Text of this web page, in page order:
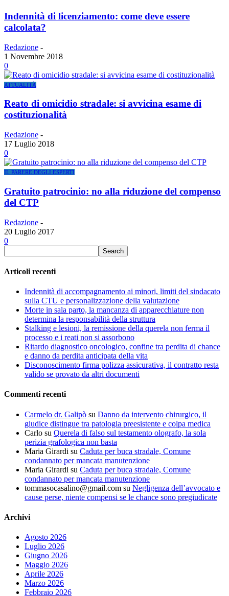
Indennità di licenziamento: come deve essere
calcolata?
Redazione -
1 Novembre 2018
0
ATTUALITÀ
Reato di omicidio stradale: si avvicina esame di
costituzionalità
Redazione -
17 Luglio 2018
0
IL PARERE DEGLI ESPERTI
Gratuito patrocinio: no alla riduzione del compenso
del CTP
Redazione -
20 Luglio 2017
0
Articoli recenti
Indennità di accompagnamento ai minori, limiti del sindacato
sulla CTU e personalizzazione della valutazione
Morte in sala parto, la mancanza di apparecchiature non
determina la responsabilità della struttura
Stalking e lesioni, la remissione della querela non ferma il
processo e i reati non si assorbono
Ritardo diagnostico oncologico, confine tra perdita di chance
e danno da perdita anticipata della vita
Disconoscimento firma polizza assicurativa, il contratto resta
valido se provato da altri documenti
Commenti recenti
Carmelo dr. Galipò su Danno da intervento chirurgico, il
giudice distingue tra patologia preesistente e colpa medica
Carlo su Querela di falso sul testamento olografo, la sola
perizia grafologica non basta
Maria Girardi su Caduta per buca stradale, Comune
condannato per mancata manutenzione
Maria Girardi su Caduta per buca stradale, Comune
condannato per mancata manutenzione
tommasocasalino@gmail.com su Negligenza dell’avvocato e
cause perse, niente compensi se le chance sono pregiudicate
Archivi
Agosto 2026
Luglio 2026
Giugno 2026
Maggio 2026
Aprile 2026
Marzo 2026
Febbraio 2026